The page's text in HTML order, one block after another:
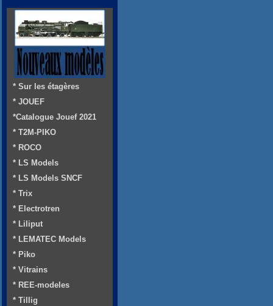
* Sur les étagères
* JOUEF
*Catalogue Jouef 2021
* T2M-PIKO
* ROCO
* LS Models
* LS Models SNCF
* Trix
* Electrotren
* Liliput
* LEMATEC Models
* Piko
* Vitrains
* REE-modeles
* Tillig